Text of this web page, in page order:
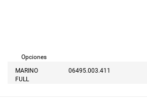
Opciones
MARINO
FULL
06495.003.411